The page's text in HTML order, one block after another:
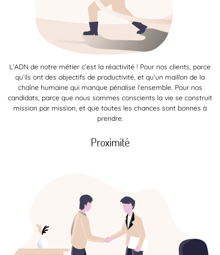
L’ADN de notre métier c’est la réactivité ! Pour nos clients, parce
qu’ils ont des objectifs de productivité, et qu’un maillon de la
chaîne humaine qui manque pénalise l’ensemble. Pour nos
candidats, parce que nous sommes conscients la vie se construit
mission par mission, et que toutes les chances sont bonnes à
prendre.
Proximité